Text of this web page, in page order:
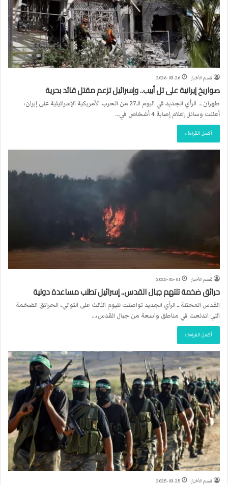
قسم الأخبار 2026-03-26
صواريخ إيرانية على تل أبيب.. وإسرائيل تزعم مقتل قائد بحرية
طهران ــ الرأي الجديد في اليوم الـ27 من الحرب الأمريكية الإسرائيلية على إيران،
أعلنت وسائل إعلام إصابة 4 أشخاص في…
أكمل القراءة »
قسم الأخبار 2025-05-01
حرائق ضخمة تلتهم جبال القدس.. إسرائيل تطلب مساعدة دولية
القدس المحتلة ــ الرأي الجديد تواصلت لليوم الثالث على التوالي، الحرائق الضخمة
التي اندلعت في مناطق واسعة من جبال القدس،…
أكمل القراءة »
قسم الأخبار 2025-03-25